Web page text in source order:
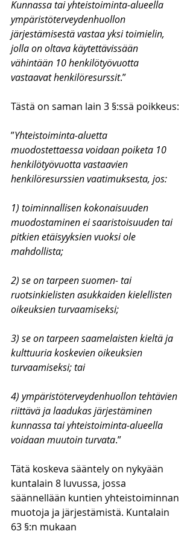
Kunnassa tai yhteistoiminta-alueella
ympäristöterveydenhuollon
järjestämisestä vastaa yksi toimielin,
jolla on oltava käytettävissään
vähintään 10 henkilötyövuotta
vastaavat henkilöresurssit.”
Tästä on saman lain 3 §:ssä poikkeus:
”Yhteistoiminta-aluetta
muodostettaessa voidaan poiketa 10
henkilötyövuotta vastaavien
henkilöresurssien vaatimuksesta, jos:
1) toiminnallisen kokonaisuuden
muodostaminen ei saaristoisuuden tai
pitkien etäisyyksien vuoksi ole
mahdollista;
2) se on tarpeen suomen- tai
ruotsinkielisten asukkaiden kielellisten
oikeuksien turvaamiseksi;
3) se on tarpeen saamelaisten kieltä ja
kulttuuria koskevien oikeuksien
turvaamiseksi; tai
4) ympäristöterveydenhuollon tehtävien
riittävä ja laadukas järjestäminen
kunnassa tai yhteistoiminta-alueella
voidaan muutoin turvata.”
Tätä koskeva sääntely on nykyään
kuntalain 8 luvussa, jossa
säännellään kuntien yhteistoiminnan
muotoja ja järjestämistä. Kuntalain
63 §:n mukaan